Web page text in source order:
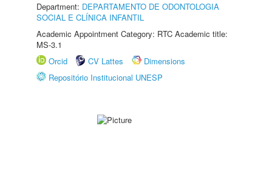
Department: DEPARTAMENTO DE ODONTOLOGIA
SOCIAL E CLÍNICA INFANTIL
Academic Appointment Category: RTC Academic title:
MS-3.1
Orcid
CV Lattes
Dimensions
Repositório Institucional UNESP